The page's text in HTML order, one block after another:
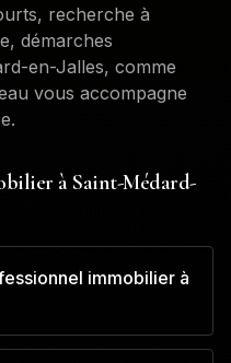
recherche à
démarches
en-Jalles, comme
vous accompagne
à Saint-Médard-
immobilier à